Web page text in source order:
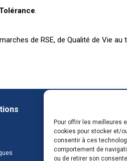
Pour offrir les meilleures
cookies pour stocker et/
consentir à ces
comportement de
ou de retirer son
.
de RSE, de Qualité de Vie au
Notre agence
Nos métiers
Nos offres d’emploi